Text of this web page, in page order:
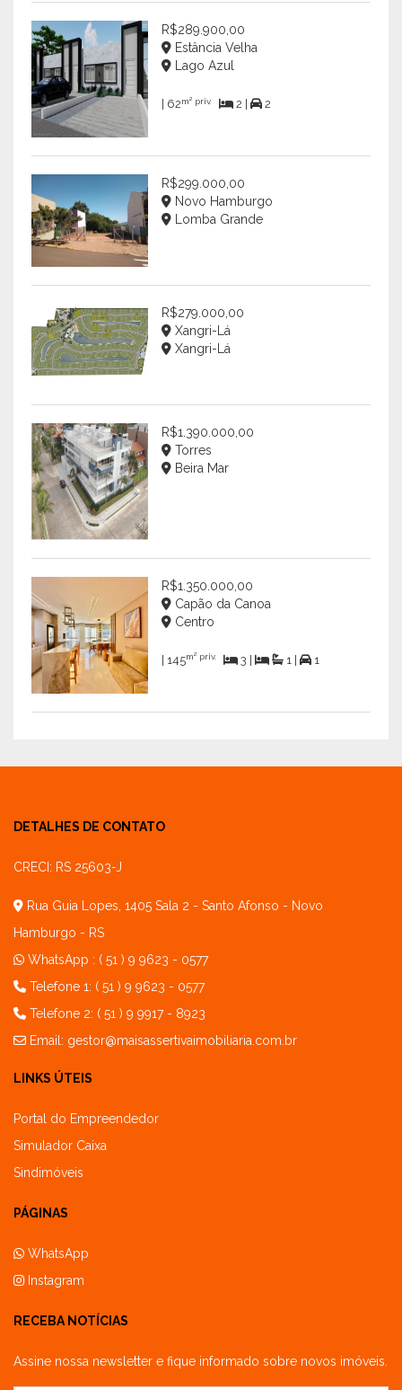
R$289.900,00
Estância Velha
Lago Azul
| 62m² priv. 2 | 2
R$299.000,00
Novo Hamburgo
Lomba Grande
R$279.000,00
Xangri-Lá
Xangri-Lá
R$1.390.000,00
Torres
Beira Mar
R$1.350.000,00
Capão da Canoa
Centro
| 145m² priv. 3 | 1 | 1
DETALHES DE CONTATO
CRECI: RS 25603-J
Rua Guia Lopes, 1405 Sala 2 - Santo Afonso - Novo
Hamburgo - RS
WhatsApp : ( 51 ) 9 9623 - 0577
Telefone 1: ( 51 ) 9 9623 - 0577
Telefone 2: ( 51 ) 9 9917 - 8923
Email: gestor@maisassertivaimobiliaria.com.br
LINKS ÚTEIS
Portal do Empreendedor
Simulador Caixa
Sindimóveis
PÁGINAS
WhatsApp
Instagram
RECEBA NOTÍCIAS
Assine nossa newsletter e fique informado sobre novos imóveis.